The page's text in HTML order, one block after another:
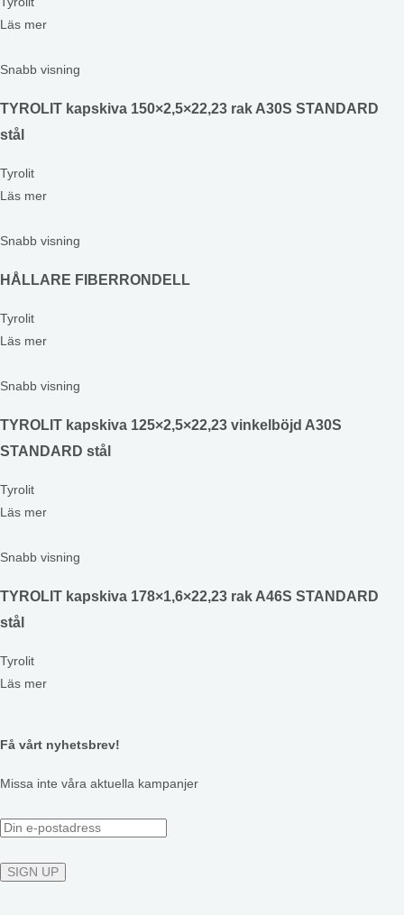
Läs mer
Snabb visning
TYROLIT kapskiva 150×2,5×22,23 rak A30S STANDARD
stål
Tyrolit
Läs mer
Snabb visning
HÅLLARE FIBERRONDELL
Tyrolit
Läs mer
Snabb visning
TYROLIT kapskiva 125×2,5×22,23 vinkelböjd A30S
STANDARD stål
Tyrolit
Läs mer
Snabb visning
TYROLIT kapskiva 178×1,6×22,23 rak A46S STANDARD
stål
Tyrolit
Läs mer
Få vårt nyhetsbrev!
Missa inte våra aktuella kampanjer